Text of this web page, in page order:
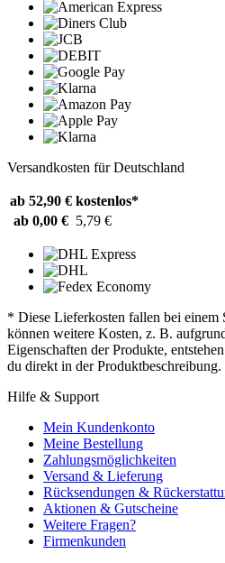
Versandkosten für Deutschland
ab 52,90 € kostenlos*
ab 0,00 € 5,79 €
* Diese Lieferkosten fallen bei einem
können weitere Kosten, z. B.
Eigenschaften der Produkte,
du direkt in der Produktbeschreibung.
Hilfe & Support
Mein Kundenkonto
Meine Bestellung
Zahlungsmöglichkeiten
Versand & Lieferung
Rücksendungen &
Aktionen & Gutscheine
Weitere Fragen?
Firmenkunden